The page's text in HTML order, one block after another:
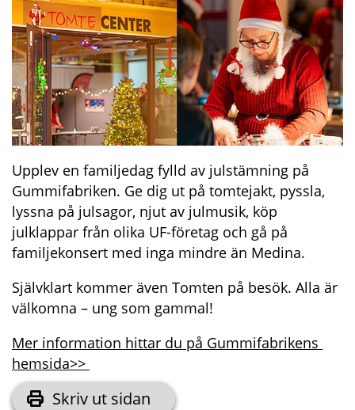
Upplev en familjedag fylld av julstämning på
Gummifabriken. Ge dig ut på tomtejakt, pyssla,
lyssna på julsagor, njut av julmusik, köp
julklappar från olika UF-företag och gå på
familjekonsert med inga mindre än Medina.
Självklart kommer även Tomten på besök. Alla är
välkomna – ung som gammal!
Mer information hittar du på Gummifabrikens
hemsida>>
Skriv ut sidan